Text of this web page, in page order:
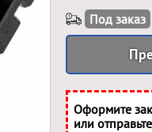
Под заказ
Оформите
или